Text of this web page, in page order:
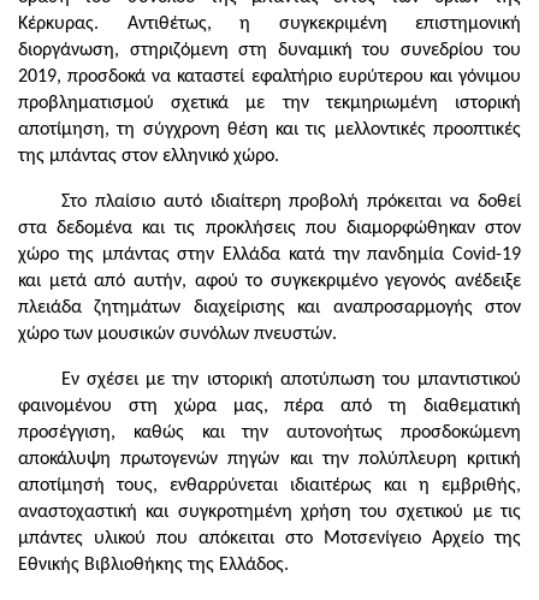
Κέρκυρας. Αντιθέτως, η συγκεκριμένη επιστημονική
διοργάνωση, στηριζόμενη στη δυναμική του συνεδρίου του
2019, προσδοκά να καταστεί εφαλτήριο ευρύτερου και γόνιμου
προβληματισμού σχετικά με την τεκμηριωμένη ιστορική
αποτίμηση, τη σύγχρονη θέση και τις μελλοντικές προοπτικές
της μπάντας στον ελληνικό χώρο.
Στο πλαίσιο αυτό ιδιαίτερη προβολή πρόκειται να δοθεί
στα δεδομένα και τις προκλήσεις που διαμορφώθηκαν στον
χώρο της μπάντας στην Ελλάδα κατά την πανδημία Covid-19
και μετά από αυτήν, αφού το συγκεκριμένο γεγονός ανέδειξε
πλειάδα ζητημάτων διαχείρισης και αναπροσαρμογής στον
χώρο των μουσικών συνόλων πνευστών.
Εν σχέσει με την ιστορική αποτύπωση του μπαντιστικού
φαινομένου στη χώρα μας, πέρα από τη διαθεματική
προσέγγιση, καθώς και την αυτονοήτως προσδοκώμενη
αποκάλυψη πρωτογενών πηγών και την πολύπλευρη κριτική
αποτίμησή τους, ενθαρρύνεται ιδιαιτέρως και η εμβριθής,
αναστοχαστική και συγκροτημένη χρήση του σχετικού με τις
μπάντες υλικού που απόκειται στο Μοτσενίγειο Αρχείο της
Εθνικής Βιβλιοθήκης της Ελλάδος.